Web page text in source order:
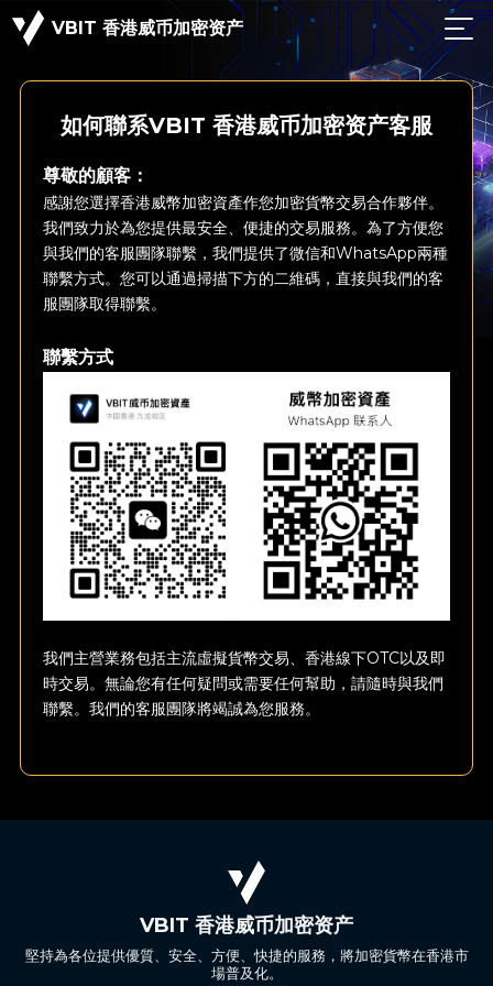
VBIT 香港威币加密资产
如何聯系VBIT 香港威币加密资产客服
尊敬的顧客：
感謝您選擇香港威幣加密資產作您加密貨幣交易合作夥伴。
我們致力於為您提供最安全、便捷的交易服務。為了方便您
與我們的客服團隊聯繫，我們提供了微信和WhatsApp兩種
聯繫方式。您可以通過掃描下方的二維碼，直接與我們的客
服團隊取得聯繫。
聯繫方式
我們主營業務包括主流虛擬貨幣交易、香港線下OTC以及即
時交易。無論您有任何疑問或需要任何幫助，請隨時與我們
聯繫。我們的客服團隊將竭誠為您服務。
VBIT 香港威币加密资产
堅持為各位提供優質、安全、方便、快捷的服務，將加密貨幣在香港市
場普及化。